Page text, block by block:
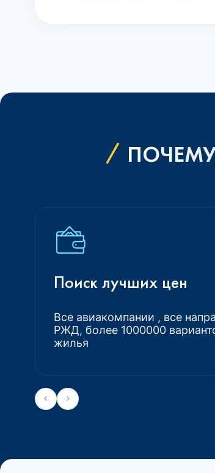
ПОЧЕМУ
Поиск лучших цен
Все авиакомпании , все
РЖД, более 1000000
жилья